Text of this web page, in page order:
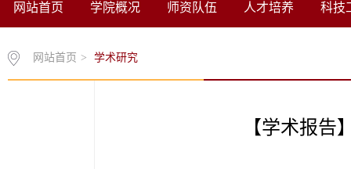
网站首页 学院概况 师资队伍 人才培养 科技
网站首页 > 学术研究
【学术报告